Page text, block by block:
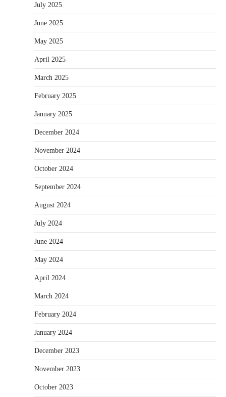
July 2025
June 2025
May 2025
April 2025
March 2025
February 2025
January 2025
December 2024
November 2024
October 2024
September 2024
August 2024
July 2024
June 2024
May 2024
April 2024
March 2024
February 2024
January 2024
December 2023
November 2023
October 2023